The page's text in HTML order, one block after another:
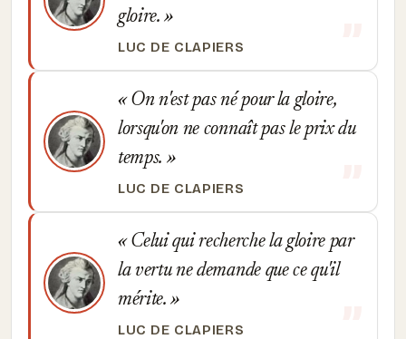
gloire.
LUC DE CLAPIERS
On n'est pas né pour la gloire,
lorsqu'on ne connaît pas le prix du
temps.
LUC DE CLAPIERS
Celui qui recherche la gloire par
la vertu ne demande que ce qu'il
mérite.
LUC DE CLAPIERS